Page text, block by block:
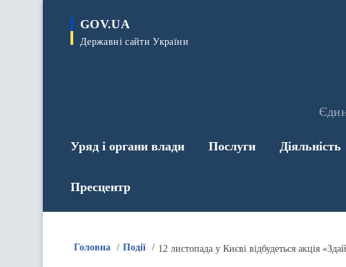
GOV.UA
Державні сайти України
Уряд і органи влади Послуги Діяльність
Пресцентр
Головна Події 12 листопада у Києві відбудеться акція